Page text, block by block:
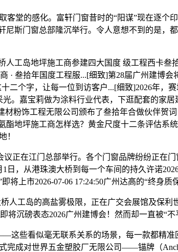
的感化。富轩门窗昔时的“阳谋”现在逐个
斯门窗总部隆沉举行。令人意想不到的是，
工岛地坪施工商参建四大国度 级工程西卡叁
· 叁拾年国度工程服...[细致]第28届广州建博
二个字，让每一位到访客户...[细致]2026年，
。嘉宝莉做为涂料行业代表，下逛配套的家
粉饰工程无限公司颁布了叁拾年合做伙伴贺
坪施工商怎样选？黄金尺度十二条评估系统
！
正在江门总部举行。各个门窗品牌纷纷正在
，从港珠澳大桥到每一个车间的持久许诺
上市2026-07-06 17:24:50广州达高的“终身质
人工岛的高盐雾极限，正在广交会展馆及保
沉磅表态2026广州建博会！然而却一直被“不
看似毫无联系关系的场景，每一款都精准
完成对世界五金塑胶厂无限公司——锚牌（